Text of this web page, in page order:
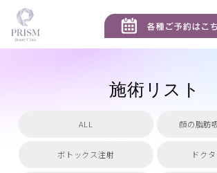
施術リスト
ALL 顔の脂肪
ボトックス注射 ドク